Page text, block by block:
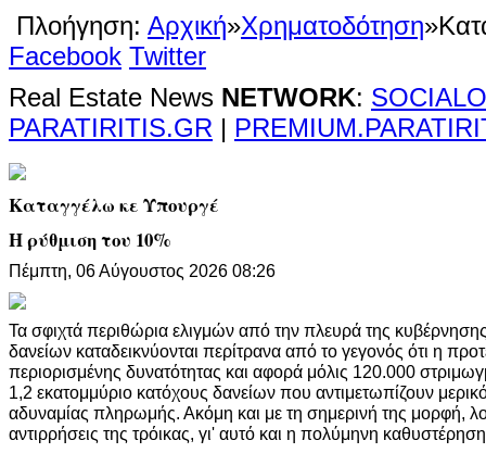
Πλοήγηση: Αρχική»Χρηματοδότηση»
Facebook Twitter
Real Estate News NETWORK:
PARATIRITIS.GR |
Καταγγέλω κε Υπουργέ
Η ρύθμιση του 10%
Πέμπτη, 06 Αύγουστος 2026 08:26
Τα σφιχτά περιθώρια ελιγμών από την πλευρά της
δανείων καταδεικνύονται περίτρανα από το γεγονός ότι η
περιορισμένης δυνατότητας και αφορά μόλις 120.000
1,2 εκατομμύριο κατόχους δανείων που αντιμετωπίζουν
αδυναμίας πληρωμής. Ακόμη και με τη σημερινή της μορφή,
αντιρρήσεις της τρόικας, γι' αυτό και η πολύμηνη